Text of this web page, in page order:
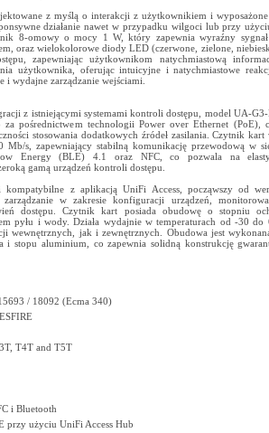
z myślą o interakcji z użytkownikiem i
działanie nawet w przypadku wilgoci lub przy
8-omowy o mocy 1 W, który zapewnia wyraźny
oraz wielokolorowe diody LED (czerwone, zielone,
zapewniając użytkownikom natychmiastową
użytkownika, oferując intuicyjne i natychmiastowe
i wydajne zarządzanie wejściami.
z istniejącymi systemami kontroli dostępu, model UA-G3-
pośrednictwem technologii Power over Ethernet (PoE),
stosowania dodatkowych źródeł zasilania. Czytnik kart
s, zapewniający stabilną komunikację przewodową w
Energy (BLE) 4.1 oraz NFC, co pozwala na
gamą urządzeń kontroli dostępu.
z aplikacją UniFi Access, począwszy od
w zakresie konfiguracji urządzeń,
dostępu. Czytnik kart posiada obudowę o stopniu
pyłu i wody. Działa wydajnie w temperaturach od -30 do
wewnętrznych, jak i zewnętrznych. Obudowa jest
i stopu aluminium, co zapewnia solidną konstrukcję
/ 18092 (Ecma 340)
T4T and T5T
i Bluetooth
przy użyciu UniFi Access Hub